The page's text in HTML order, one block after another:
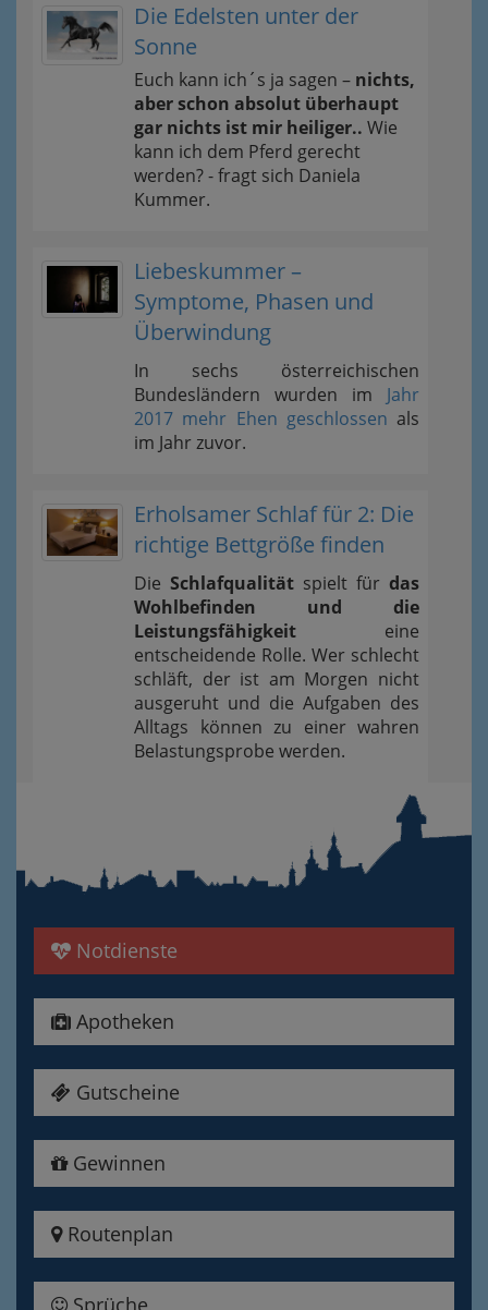
Die Edelsten unter der
Sonne
Euch kann ich´s ja sagen – nichts,
aber schon absolut überhaupt
gar nichts ist mir heiliger.. Wie
kann ich dem Pferd gerecht
werden? - fragt sich Daniela
Kummer.
Liebeskummer –
Symptome, Phasen und
Überwindung
In sechs österreichischen
Bundesländern wurden im Jahr
2017 mehr Ehen geschlossen als
im Jahr zuvor.
Erholsamer Schlaf für 2: Die
richtige Bettgröße finden
Die Schlafqualität spielt für das
Wohlbefinden und die
Leistungsfähigkeit eine
entscheidende Rolle. Wer schlecht
schläft, der ist am Morgen nicht
ausgeruht und die Aufgaben des
Alltags können zu einer wahren
Belastungsprobe werden.
Notdienste
Apotheken
Gutscheine
Gewinnen
Routenplan
Sprüche